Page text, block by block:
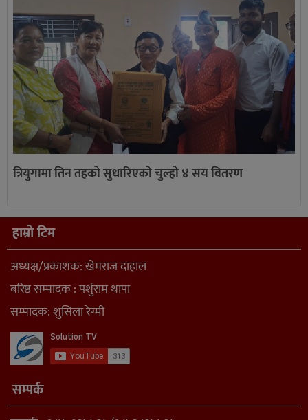
त्रियुगामा तिन तहको सुधारिएको चुल्हो ४ सय वितरण
हाम्रो टिम
अध्यक्ष/प्रकाशक: खेमराज दाहाल
बरिष्ठ सम्पादक : पर्शुराम थापा
सम्पादक: शुसिला रेग्मी
सम्पर्क